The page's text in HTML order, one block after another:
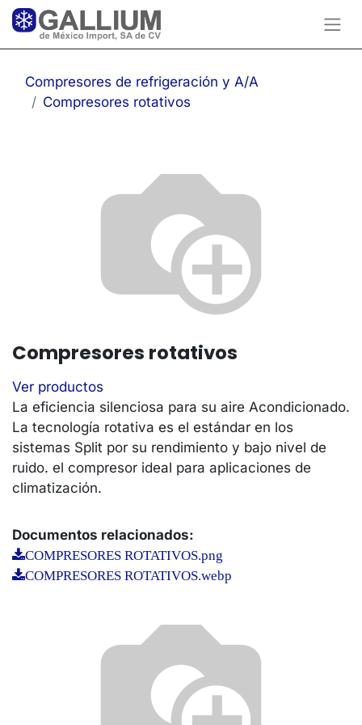
Compresores de refrigeración y A/A
Compresores rotativos
Compresores rotativos
Ver productos
La eficiencia silenciosa para su aire Acondicionado.
La tecnología rotativa es el estándar en los
sistemas Split por su rendimiento y bajo nivel de
ruido. el compresor ideal para aplicaciones de
climatización.
Documentos relacionados:
COMPRESORES ROTATIVOS.png
COMPRESORES ROTATIVOS.webp